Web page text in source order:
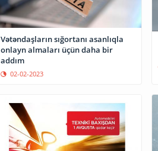
Vətəndaşların sığortanı asanlıqla
onlayn almaları üçün daha bir
addım
02-02-2023